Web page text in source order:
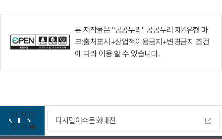
본 저작물은 "공공누리"공공누리 제4유형 마
크:출처표시+상업적이용금지+변경금지 조건
에 따라 이용 할 수 있습니다.
이
전
정
지
다
음
디지털여수문화대전